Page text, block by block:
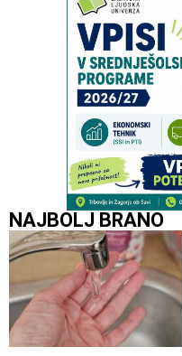
NAJBOLJ BRANO